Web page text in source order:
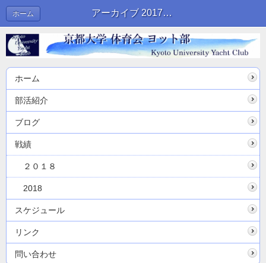
アーカイブ 2017年02月 | ブログ
ホーム
ホーム
部活紹介
ブログ
戦績
２０１８
2018
スケジュール
リンク
問い合わせ